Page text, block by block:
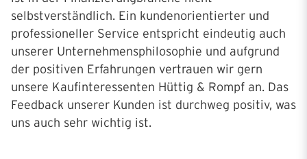
selbstverständlich. Ein kundenorientierter und
professioneller Service entspricht eindeutig auch
unserer Unternehmensphilosophie und aufgrund
der positiven Erfahrungen vertrauen wir gern
unsere Kaufinteressenten Hüttig & Rompf an. Das
Feedback unserer Kunden ist durchweg positiv, was
uns auch sehr wichtig ist.